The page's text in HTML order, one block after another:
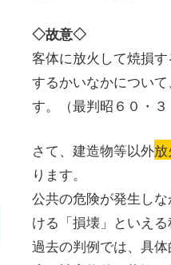
◇故意◇
客体に放火して焼損
するかいなかについ
す。（最判昭６０・３
さて、建造物等以外
ります。
公共の危険が発生し
ける「損壊」といえ
過去の判例では、具